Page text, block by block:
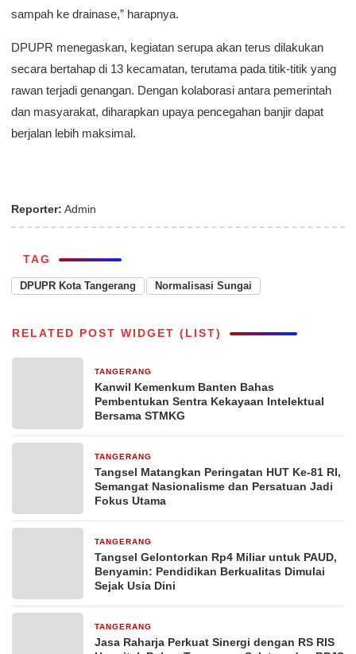
sampah ke drainase,” harapnya.
DPUPR menegaskan, kegiatan serupa akan terus dilakukan
secara bertahap di 13 kecamatan, terutama pada titik-titik yang
rawan terjadi genangan. Dengan kolaborasi antara pemerintah
dan masyarakat, diharapkan upaya pencegahan banjir dapat
berjalan lebih maksimal.
Reporter: Admin
TAG
DPUPR Kota Tangerang Normalisasi Sungai
RELATED POST WIDGET (LIST)
TANGERANG
Kanwil Kemenkum Banten Bahas
Pembentukan Sentra Kekayaan Intelektual
Bersama STMKG
TANGERANG
Tangsel Matangkan Peringatan HUT Ke-81 RI,
Semangat Nasionalisme dan Persatuan Jadi
Fokus Utama
TANGERANG
Tangsel Gelontorkan Rp4 Miliar untuk PAUD,
Benyamin: Pendidikan Berkualitas Dimulai
Sejak Usia Dini
TANGERANG
Jasa Raharja Perkuat Sinergi dengan RS RIS